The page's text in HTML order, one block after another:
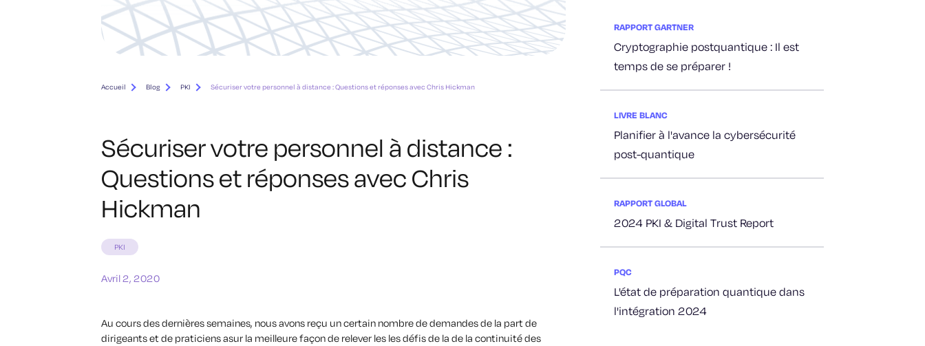
Accueil Blog PKI Sécuriser votre personnel à distance : Questions et réponses avec Chris Hickman
Sécuriser votre personnel à distance :
Questions et réponses avec Chris
Hickman
PKI
Avril 2, 2020
Au cours des dernières semaines, nous avons reçu un certain nombre dedemandesde la part de
dirigeants et de praticiensasur la meilleure façon de relever les les défisde la de la continuité des
RAPPORT GARTNER
Cryptographie postquantique : Il est
temps de se préparer !
LIVRE BLANC
Planifier à l'avance la cybersécurité
post-quantique
RAPPORT GLOBAL
2024 PKI & Digital Trust Report
PQC
L'état de préparation quantique dans
l'intégration 2024